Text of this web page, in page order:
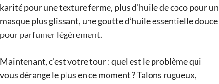
karité pour une texture ferme, plus d’huile de coco pour un
masque plus glissant, une goutte d’huile essentielle douce
pour parfumer légèrement.
Maintenant, c’est votre tour : quel est le problème qui
vous dérange le plus en ce moment ? Talons rugueux,